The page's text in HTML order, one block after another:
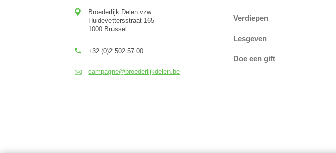
Broederlijk Delen vzw
Huidevettersstraat 165
1000 Brussel
+32 (0)2 502 57 00
campagne@broederlijkdelen.be
Verdiepen
Lesgeven
Doe een gift